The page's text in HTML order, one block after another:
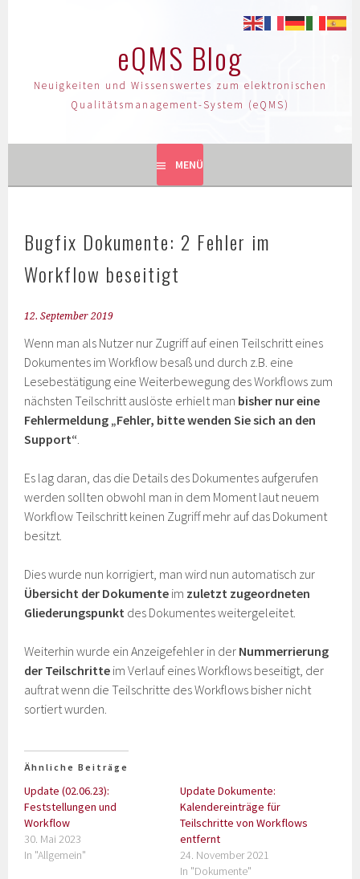
eQMS Blog
Neuigkeiten und Wissenswertes zum elektronischen
Qualitätsmanagement-System (eQMS)
MENÜ
Bugfix Dokumente: 2 Fehler im
Workflow beseitigt
12. September 2019
Wenn man als Nutzer nur Zugriff auf einen Teilschritt eines
Dokumentes im Workflow besaß und durch z.B. eine
Lesebestätigung eine Weiterbewegung des Workflows zum
nächsten Teilschritt auslöste erhielt man bisher nur eine
Fehlermeldung „Fehler, bitte wenden Sie sich an den
Support“.
Es lag daran, das die Details des Dokumentes aufgerufen
werden sollten obwohl man in dem Moment laut neuem
Workflow Teilschritt keinen Zugriff mehr auf das Dokument
besitzt.
Dies wurde nun korrigiert, man wird nun automatisch zur
Übersicht der Dokumente im zuletzt zugeordneten
Gliederungspunkt des Dokumentes weitergeleitet.
Weiterhin wurde ein Anzeigefehler in der Nummerrierung
der Teilschritte im Verlauf eines Workflows beseitigt, der
auftrat wenn die Teilschritte des Workflows bisher nicht
sortiert wurden.
Ähnliche Beiträge
Update (02.06.23):
Feststellungen und
Workflow
30. Mai 2023
In "Allgemein"
Update Dokumente:
Kalendereinträge für
Teilschritte von Workflows
entfernt
24. November 2021
In "Dokumente"